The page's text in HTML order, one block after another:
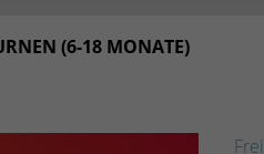
(6-18 MONATE)